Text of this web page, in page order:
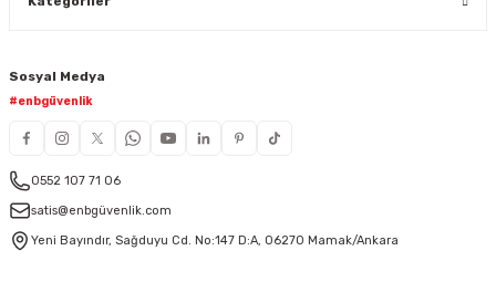
Sosyal Medya
#enbgüvenlik
0552 107 71 06
satis@enbgüvenlik.com
Yeni Bayındır, Sağduyu Cd. No:147 D:A, 06270 Mamak/Ankara